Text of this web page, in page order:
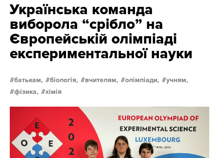
Українська команда
виборола “срібло” на
Європейській олімпіаді
експериментальної науки
батькам, біологія, вчителям, олімпіади,
учням,
фізика,
хімія